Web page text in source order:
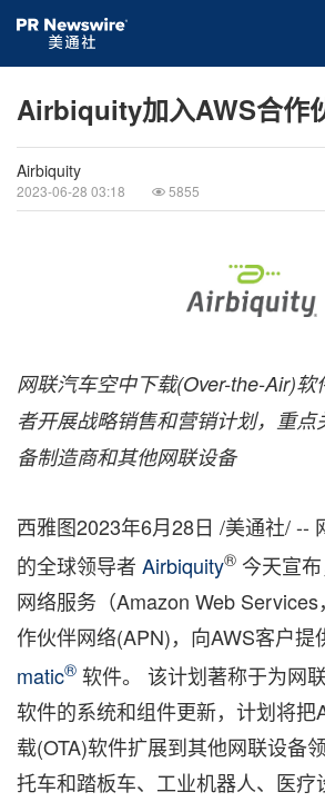
Airbiquity加入AWS合作
Airbiquity
2023-06-28 03:18 5855
网联汽车空中下载(Over-the-Air)软
者开展战略销售和营销计划，重
备制造商和其他网联设备
西雅图2023年6月28日 /美通社/ --
的全球领导者 Airbiquity® 今天宣
网络服务（Amazon Web
作伙伴网络(APN)，向AWS客户提
matic® 软件。 该计划著称于为网
软件的系统和组件更新，计划将把
载(OTA)软件扩展到其他网联设备
托车和踏板车、工业机器人、医疗